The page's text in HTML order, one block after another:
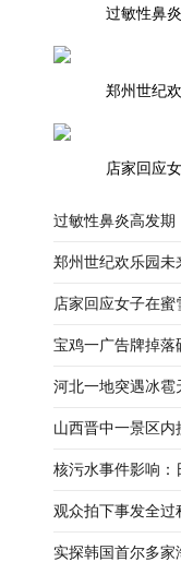
过敏性鼻
郑州世纪
店家回应
过敏性鼻炎高发期
郑州世纪欢乐园未
店家回应女子在
宝鸡一广告牌掉落
河北一地突遇冰雹
山西晋中一景区
核污水事件影响：
观众拍下事发全过
实探韩国首尔多家